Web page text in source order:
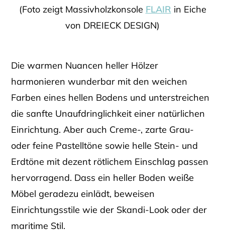
(Foto zeigt Massivholzkonsole FLAIR in Eiche
von DREIECK DESIGN)
Die warmen Nuancen heller Hölzer
harmonieren wunderbar mit den weichen
Farben eines hellen Bodens und unterstreichen
die sanfte Unaufdringlichkeit einer natürlichen
Einrichtung. Aber auch Creme-, zarte Grau-
oder feine Pastelltöne sowie helle Stein- und
Erdtöne mit dezent rötlichem Einschlag passen
hervorragend. Dass ein heller Boden weiße
Möbel geradezu einlädt, beweisen
Einrichtungsstile wie der Skandi-Look oder der
maritime Stil.